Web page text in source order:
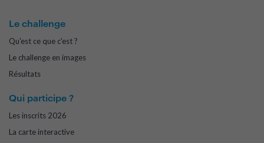
Le challenge
Qu'est ce que c'est ?
Le challenge en images
Résultats
Qui participe ?
Les inscrits 2026
La carte interactive